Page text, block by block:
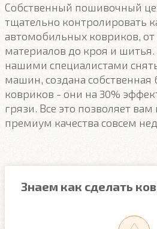
Собственный пошивочный
тщательно контролировать
автомобильных ковриков,
материалов до кроя и
нашими специалистами
машин, создана собственная
ковриков - они на 30%
грязи. Все это позволяет
премиум качества совсем
Знаем как сделать